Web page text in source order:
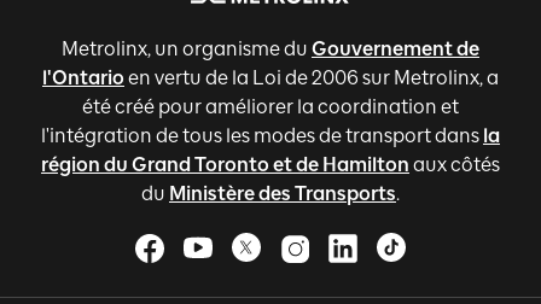
Metrolinx, un organisme du Gouvernement de
l'Ontario en vertu de la Loi de 2006 sur Metrolinx, a
été créé pour améliorer la coordination et
l'intégration de tous les modes de transport dans la
région du Grand Toronto et de Hamilton aux côtés
du Ministère des Transports.